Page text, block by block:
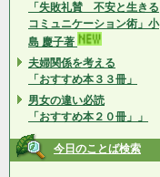
「失敗礼賛 不安と生きる
コミュニケーション術」小
島 慶子著
夫婦関係を考える
「おすすめ本３３冊」
男女の違い必読
「おすすめ本２０冊」」
今日のことば検索